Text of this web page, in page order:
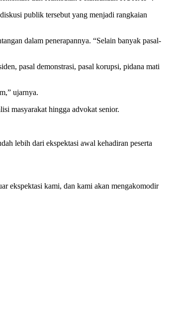
publik tersebut yang menjadi rangkaian
dalam penerapannya. “Selain banyak pasal-
pasal demonstrasi, pasal korupsi, pidana mati
ujarnya.
masyarakat hingga advokat senior.
lebih dari ekspektasi awal kehadiran peserta
ekspektasi kami, dan kami akan mengakomodir